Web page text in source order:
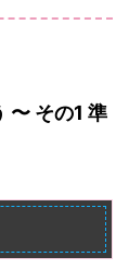
〜 その1 準